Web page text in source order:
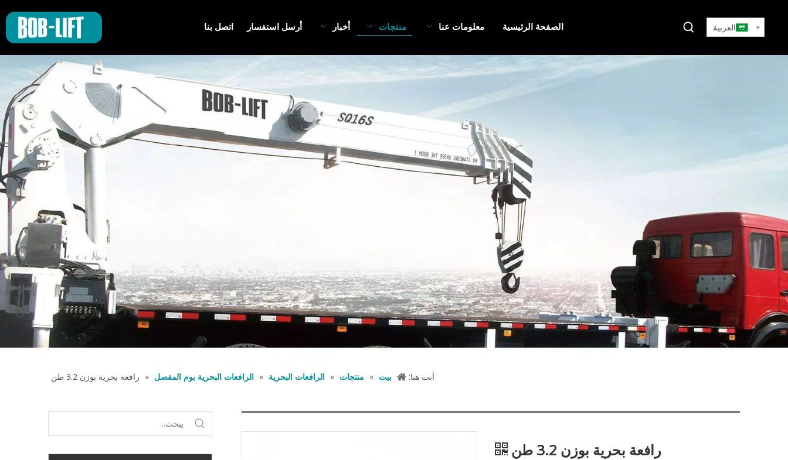
الصفحة الرئيسية معلومات عنا منتجات أخبار أرسل استفسار اتصل بنا العربية
أنت هنا: بيت » منتجات » الرافعات البحرية » الرافعات البحرية بوم المفصل » رافعة بحرية بوزن 3.2 طن
رافعة بحرية بوزن 3.2 طن